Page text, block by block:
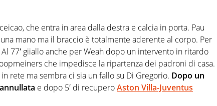
che entra in area dalla destra e calcia in porta. Pau
mano ma il braccio è totalmente aderente al corpo. Per
Al 77′ giiallo anche per Weah dopo un intervento in ritardo
che impedisce la ripartenza dei padroni di casa.
rete ma sembra ci sia un fallo su Di Gregorio. Dopo un
e dopo 5′ di recuperoAston Villa-Juventus